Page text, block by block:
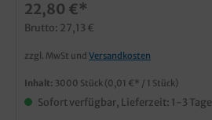
22,80 €*
Brutto: 27,13 €
zzgl. MwSt und Versandkosten
Inhalt: 3000 Stück (0,01 €* / 1 Stück)
Sofort verfügbar, Lieferzeit: 1-3 Tage